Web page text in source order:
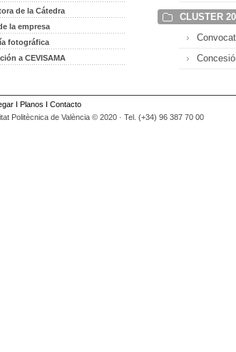
de la Cátedra
la empresa
fotográfica
a CEVISAMA
CLUSTER
I Planos I Contacto
Politècnica de València © 2020 · Tel. (+34) 96 387 70 00